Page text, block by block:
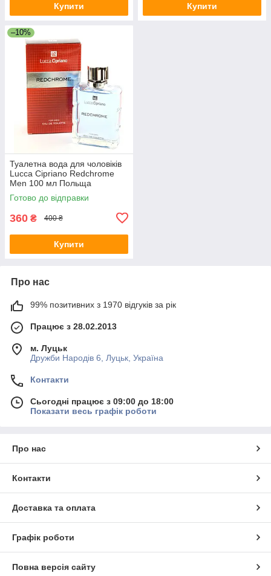
Купити Купити
–10%
Туалетна вода для чоловіків
Lucca Cipriano Redchrome
Men 100 мл Польща
Готово до відправки
360 ₴ 400 ₴
Купити
Про нас
99% позитивних з 1970 відгуків за рік
Працює з 28.02.2013
м. Луцьк
Дружби Народів 6, Луцьк, Україна
Контакти
Сьогодні працює з 09:00 до 18:00
Показати весь графік роботи
Про нас
Контакти
Доставка та оплата
Графік роботи
Повна версія сайту